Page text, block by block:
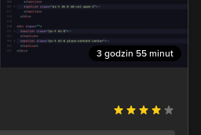
3 godzin 55 minut